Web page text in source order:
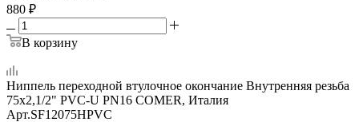
880 ₽
В корзину
Ниппель переходной втулочное окончание Внутренняя резьба
75x2,1/2" PVC-U PN16 COMER, Италия
Арт.SF12075HPVC